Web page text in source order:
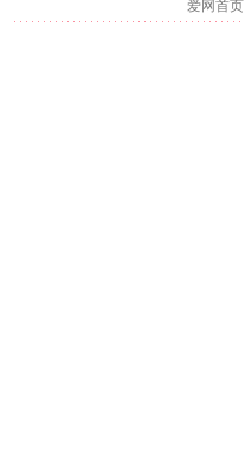
爱网首页